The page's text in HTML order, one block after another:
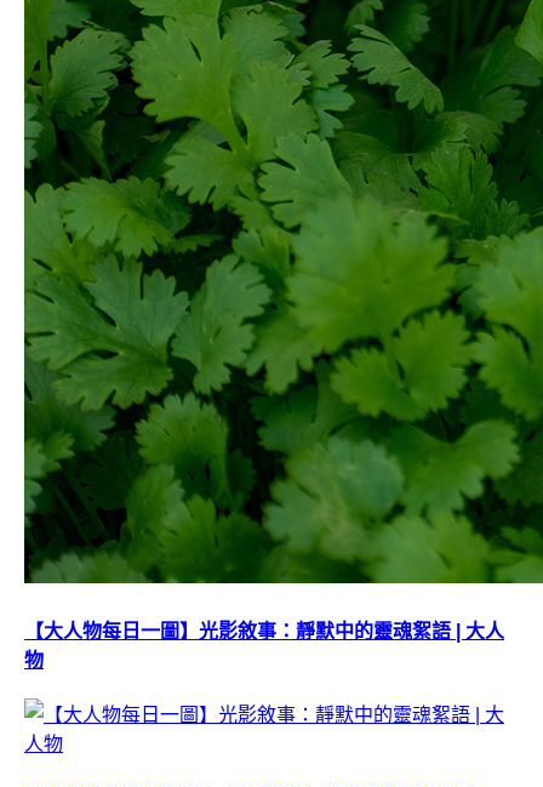
【大人物每日一圖】光影敘事：靜默中的靈魂絮語 | 大人
物